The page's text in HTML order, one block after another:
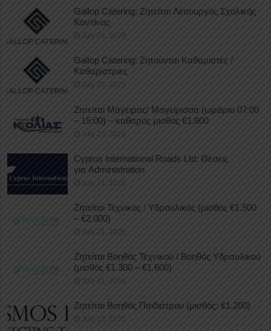
Gallop Catering: Ζητείται Λειτουργός Σχολικής
Καντίνας
July 23, 2026
Gallop Catering: Ζητούνται Καθαριστές /
Καθαρίστριες
July 23, 2026
Ζητείται Μάγειρας/ Μαγείρισσα (ωράριο 07:00
– 15:00) – καθαρός μισθός €1.600
July 23, 2026
Cyprus International Roads Ltd: Θέσεις
για Administration
July 21, 2026
Ζητείται Τεχνικός / Υδραυλικός (μισθός €1.500
– €2.000)
July 21, 2026
Ζητείται Βοηθός Τεχνικού / Βοηθός Υδραυλικού
(μισθός €1.300 – €1.600)
July 21, 2026
Ζητείται Βοηθός Παιδιάτρου (μισθός: €1.200)
July 18, 2026